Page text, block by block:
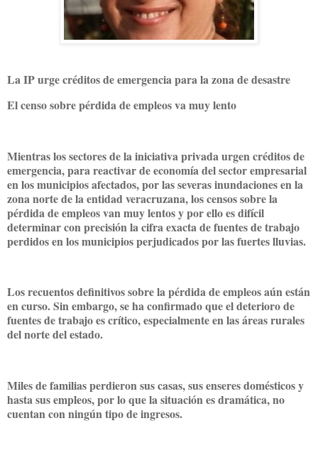
La IP urge créditos de emergencia para la zona de desastre
El censo sobre pérdida de empleos va muy lento
Mientras los sectores de la iniciativa privada urgen créditos de
emergencia, para reactivar de economía del sector empresarial
en los municipios afectados, por las severas inundaciones en la
zona norte de la entidad veracruzana, los censos sobre la
pérdida de empleos van muy lentos y por ello es difícil
determinar con precisión la cifra exacta de fuentes de trabajo
perdidos en los municipios perjudicados por las fuertes lluvias.
Los recuentos definitivos sobre la pérdida de empleos aún están
en curso. Sin embargo, se ha confirmado que el deterioro de
fuentes de trabajo es crítico, especialmente en las áreas rurales
del norte del estado.
Miles de familias perdieron sus casas, sus enseres domésticos y
hasta sus empleos, por lo que la situación es dramática, no
cuentan con ningún tipo de ingresos.